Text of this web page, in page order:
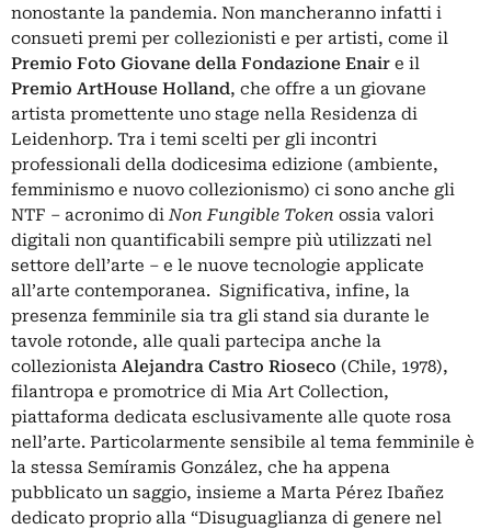
nonostante la pandemia. Non mancheranno infatti i
consueti premi per collezionisti e per artisti, come il
Premio Foto Giovane della Fondazione Enair e il
Premio ArtHouse Holland, che offre a un giovane
artista promettente uno stage nella Residenza di
Leidenhorp. Tra i temi scelti per gli incontri
professionali della dodicesima edizione (ambiente,
femminismo e nuovo collezionismo) ci sono anche gli
NTF – acronimo di Non Fungible Token ossia valori
digitali non quantificabili sempre più utilizzati nel
settore dell’arte – e le nuove tecnologie applicate
all’arte contemporanea. Significativa, infine, la
presenza femminile sia tra gli stand sia durante le
tavole rotonde, alle quali partecipa anche la
collezionista Alejandra Castro Rioseco (Chile, 1978),
filantropa e promotrice di Mia Art Collection,
piattaforma dedicata esclusivamente alle quote rosa
nell’arte. Particolarmente sensibile al tema femminile è
la stessa Semíramis González, che ha appena
pubblicato un saggio, insieme a Marta Pérez Ibañez
dedicato proprio alla “Disuguaglianza di genere nel